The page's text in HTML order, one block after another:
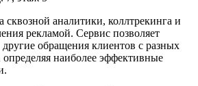
сквозной аналитики, коллтрекинга и
рекламой. Сервис позволяет
обращения клиентов с разных
наиболее эффективные